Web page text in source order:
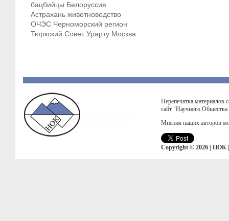
бацбийцы Белоруссия
Астрахань животноводство
ОЧЭС Черноморский регион
Тюркский Совет Урарту Москва
Перепечатка материалов
сайт "Научного
Мнения наших авторов
Copyright © 2026 | НОК